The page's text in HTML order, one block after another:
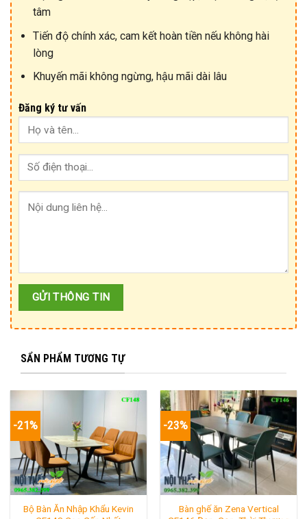
tâm
Tiến độ chính xác, cam kết hoàn tiền nếu không hài
lòng
Khuyến mãi không ngừng, hậu mãi dài lâu
Đăng ký tư vấn
SẨN PHẨM TƯƠNG TỰ
-21%
Bộ Bàn Ăn Nhập Khẩu Kevin
-23%
Bàn ghế ăn Zena Vertical